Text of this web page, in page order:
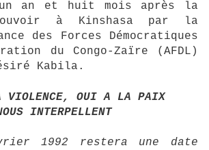
un an et huit mois après la
à Kinshasa par la
des Forces Démocratiques
du Congo-Zaïre (AFDL)
Kabila.
VIOLENCE, OUI A LA PAIX
INTERPELLENT
1992 restera une date